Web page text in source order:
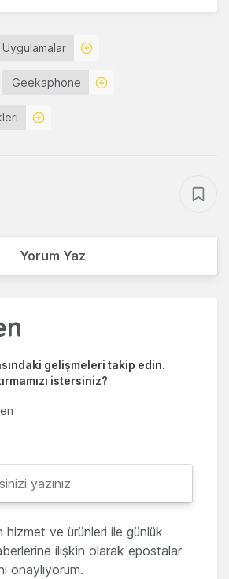
Uygulamalar
Geekaphone
Yorum Yaz
gelişmeleri takip edin.
istersiniz?
hizmet ve ürünleri ile günlük
ilişkin olarak epostalar
onaylıyorum.